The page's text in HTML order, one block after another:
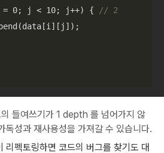
0; j < 10; j++) {
// 2
들여쓰기가 1 depth 를 넘어가지 않
독성과 재사용성을 가져갈 수 있습니다.
리펙토링하면 코드의 버그를 찾기도 대